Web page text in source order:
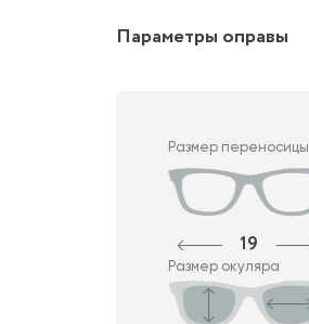
Параметры оправы
Размер переносицы
19
Размер окуляра